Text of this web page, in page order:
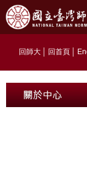
回師大 回首頁